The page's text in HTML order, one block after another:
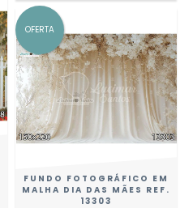
OFERTA
FUNDO FOTOGRÁFICO EM
MALHA DIA DAS MÃES REF.
13303